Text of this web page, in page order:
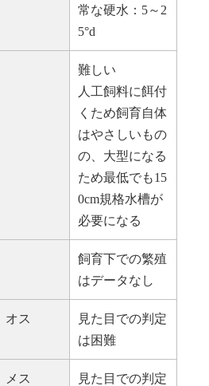
常な硬水：5～2
5°d
難しい
人工飼料に餌付
くため飼育自体
はやさしいもの
の、大型になる
ため最低でも15
0cm規格水槽が
必要になる
飼育下での繁殖
はデータなし
オス
見た目での判定
は困難
メス
見た目での判定